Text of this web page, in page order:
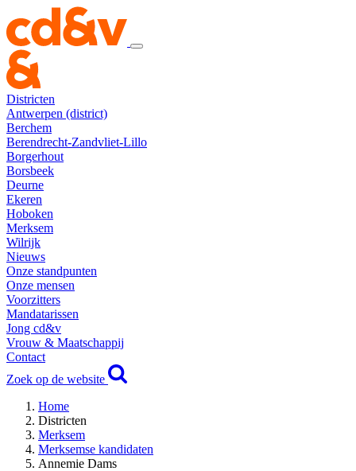
Districten
Antwerpen (district)
Berchem
Berendrecht-Zandvliet-Lillo
Borgerhout
Borsbeek
Deurne
Ekeren
Hoboken
Merksem
Wilrijk
Nieuws
Onze standpunten
Onze mensen
Voorzitters
Mandatarissen
Jong cd&v
Vrouw & Maatschappij
Contact
Zoek op de website
Home
Districten
Merksem
Merksemse kandidaten
Annemie Dams